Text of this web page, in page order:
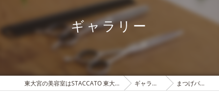
ギャラリー
東大宮の美容室はSTACCATO 東大宮店 ギャラリー まつげパーマ